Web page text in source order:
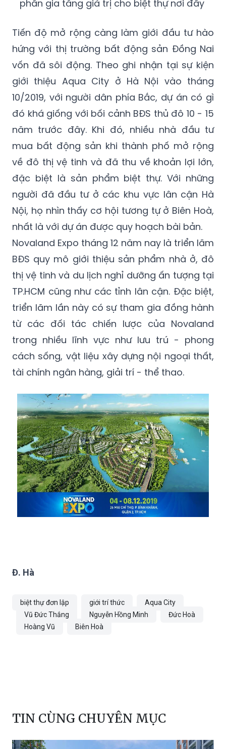
phần gia tăng giá trị cho biệt thự nơi đây
Tiến độ mở rộng càng làm giới đầu tư hào
hứng với thị trường bất động sản Đồng Nai
vốn đã sôi động. Theo ghi nhận tại sự kiện
giới thiệu Aqua City ở Hà Nội vào tháng
10/2019, với người dân phía Bắc, dự án có gì
đó khá giống với bối cảnh BĐS thủ đô 10 - 15
năm trước đây. Khi đó, nhiều nhà đầu tư
mua bất động sản khi thành phố mở rộng
về đô thị vệ tinh và đã thu về khoản lợi lớn,
đặc biệt là sản phẩm biệt thự. Với những
người đã đầu tư ở các khu vực lân cận Hà
Nội, họ nhìn thấy cơ hội tương tự ở Biên Hoà,
nhất là với dự án được quy hoạch bài bản.
Novaland Expo tháng 12 năm nay là triển lãm
BĐS quy mô giới thiệu sản phẩm nhà ở, đô
thị vệ tinh và du lịch nghỉ dưỡng ấn tượng tại
TP.HCM cũng như các tỉnh lân cận. Đặc biệt,
triển lãm lần này có sự tham gia đồng hành
từ các đối tác chiến lược của Novaland
trong nhiều lĩnh vực như lưu trú - phong
cách sống, vật liệu xây dựng nội ngoại thất,
tài chính ngân hàng, giải trí - thể thao.
Đ. Hà
biệt thự đơn lập giới trí thức
Aqua City
Vũ Đức Thắng
Nguyễn Hồng Minh
Đức Hoà
Hoàng Vũ
Biên Hoà
TIN CÙNG CHUYÊN MỤC